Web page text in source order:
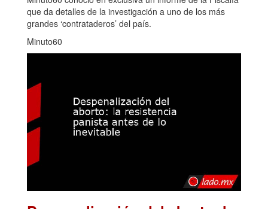
que da detalles de la investigación a uno de los más
grandes ‘contrataderos’ del país.
Minuto60